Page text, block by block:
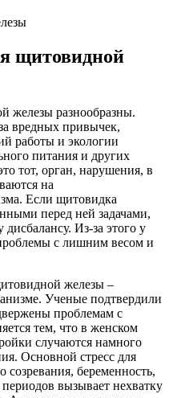
щитовидной
железы разнообразны.
вредных привычек,
работы и экологии
питания и других
тот, орган, нарушения, в
на
Если щитовидка
перед ней задачами,
Из-за этого у
с лишним весом и
железы –
Ученые подтвердили
проблемам с
тем, что в женском
случаются намного
Основной стресс для
беременность,
вызывает нехватку